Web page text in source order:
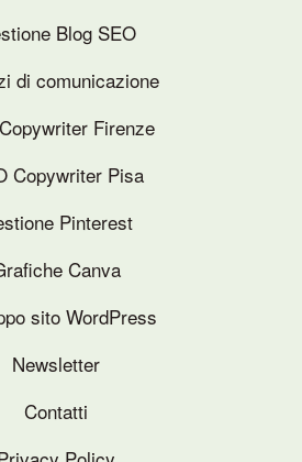
Blog SEO
di comunicazione
Firenze
Copywriter Pisa
Pinterest
Canva
sito WordPress
Newsletter
Contatti